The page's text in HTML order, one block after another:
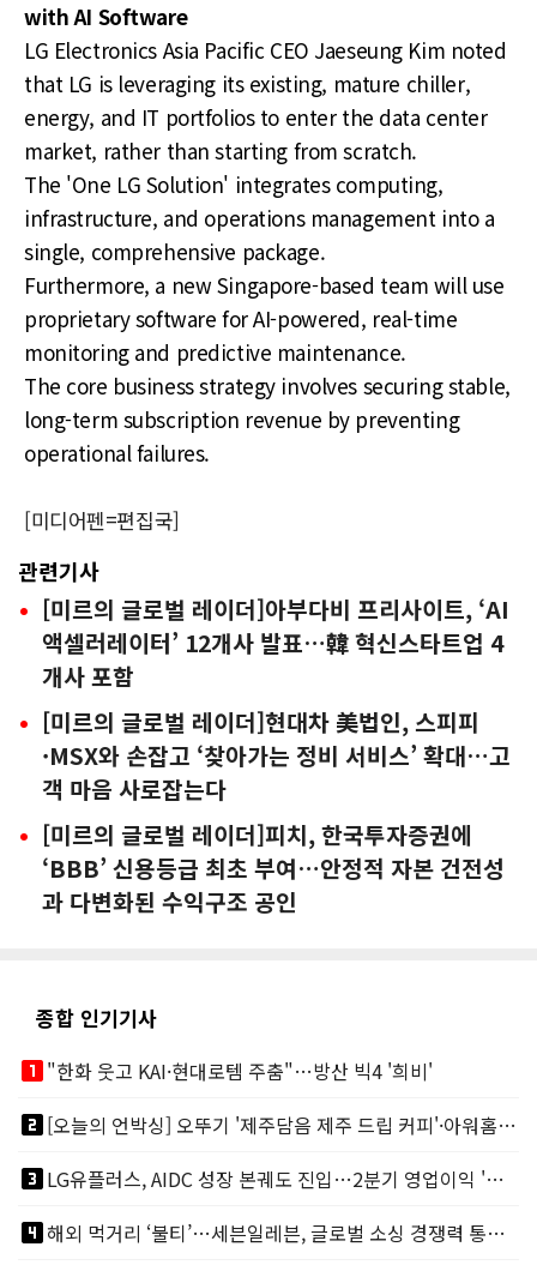
with AI Software
LG Electronics Asia Pacific CEO Jaeseung Kim noted
that LG is leveraging its existing, mature chiller,
energy, and IT portfolios to enter the data center
market, rather than starting from scratch.
The 'One LG Solution' integrates computing,
infrastructure, and operations management into a
single, comprehensive package.
Furthermore, a new Singapore-based team will use
proprietary software for AI-powered, real-time
monitoring and predictive maintenance.
The core business strategy involves securing stable,
long-term subscription revenue by preventing
operational failures.
[미디어펜=편집국]
관련기사
[미르의 글로벌 레이더]아부다비 프리사이트, ‘AI
액셀러레이터’ 12개사 발표…韓 혁신스타트업 4
개사 포함
[미르의 글로벌 레이더]현대차 美법인, 스피피
·MSX와 손잡고 ‘찾아가는 정비 서비스’ 확대…고
객 마음 사로잡는다
[미르의 글로벌 레이더]피치, 한국투자증권에
‘BBB’ 신용등급 최초 부여…안정적 자본 건전성
과 다변화된 수익구조 공인
종합 인기기사
looks_one"한화 웃고 KAI·현대로템 주춤"…방산 빅4 '희비'
looks_two
[오늘의 언박싱] 오뚜기 '제주담음 제주 드립 커피'·아워홈 ‘갓석박지’ 外
looks_3
LG유플러스, AIDC 성장 본궤도 진입…2분기 영업이익 '역대 최대'
looks_4
해외 먹거리 ‘불티’…세븐일레븐, 글로벌 소싱 경쟁력 통했다